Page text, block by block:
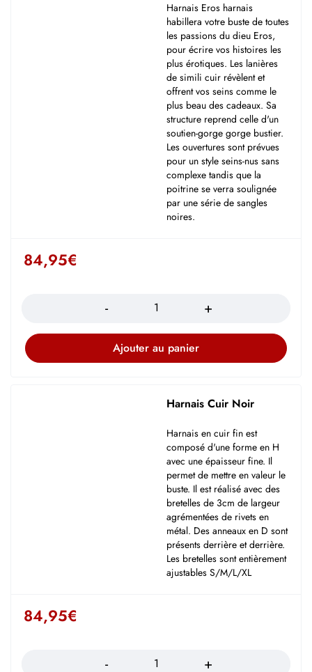
Harnais Eros harnais
habillera votre buste de toutes
les passions du dieu Eros,
pour écrire vos histoires les
plus érotiques. Les lanières
de simili cuir révèlent et
offrent vos seins comme le
plus beau des cadeaux. Sa
structure reprend celle d'un
soutien-gorge gorge bustier.
Les ouvertures sont prévues
pour un style seins-nus sans
complexe tandis que la
poitrine se verra soulignée
par une série de sangles
noires.
84,95€
Ajouter au panier
Harnais Cuir Noir
Harnais en cuir fin est
composé d'une forme en H
avec une épaisseur fine. Il
permet de mettre en valeur le
buste. Il est réalisé avec des
bretelles de 3cm de largeur
agrémentées de rivets en
métal. Des anneaux en D sont
présents derrière et derrière.
Les bretelles sont entièrement
ajustables S/M/L/XL
84,95€